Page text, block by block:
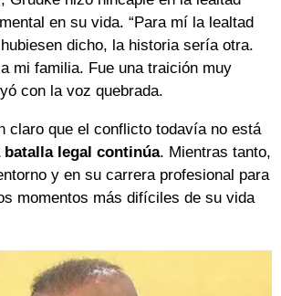
en su vida. “Para mí la lealtad
dicho, la historia sería otra.
mi familia. Fue una traición muy
con la voz quebrada.
claro que el conflicto todavía no está
batalla legal continúa. Mientras tanto,
y en su carrera profesional para
momentos más difíciles de su vida